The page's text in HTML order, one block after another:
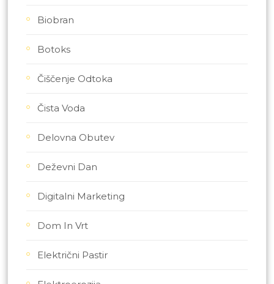
Biobran
Botoks
Čiščenje Odtoka
Čista Voda
Delovna Obutev
Deževni Dan
Digitalni Marketing
Dom In Vrt
Električni Pastir